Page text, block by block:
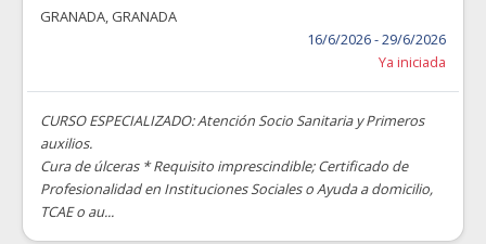
GRANADA, GRANADA
16/6/2026 - 29/6/2026
Ya iniciada
CURSO ESPECIALIZADO: Atención Socio Sanitaria y Primeros
auxilios.
Cura de úlceras * Requisito imprescindible; Certificado de
Profesionalidad en Instituciones Sociales o Ayuda a domicilio,
TCAE o au...